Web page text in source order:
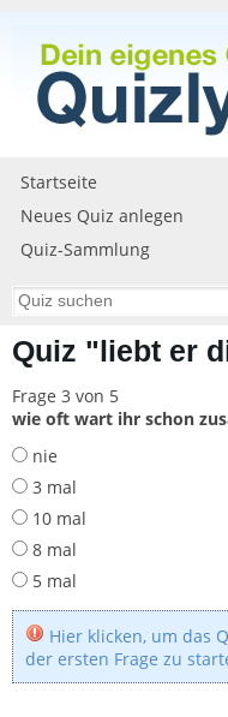
Startseite
Neues Quiz anlegen
Quiz-Sammlung
Quiz "liebt er
Frage 3 von 5
wie oft wart ihr schon
nie
3 mal
10 mal
8 mal
5 mal
Hier klicken, um das
der ersten Frage zu